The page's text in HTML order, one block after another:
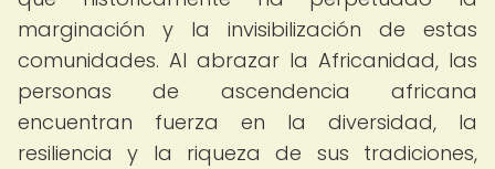
marginación y la invisibilización de estas
comunidades. Al abrazar la Africanidad, las
personas de ascendencia africana
encuentran fuerza en la diversidad, la
resiliencia y la riqueza de sus tradiciones,